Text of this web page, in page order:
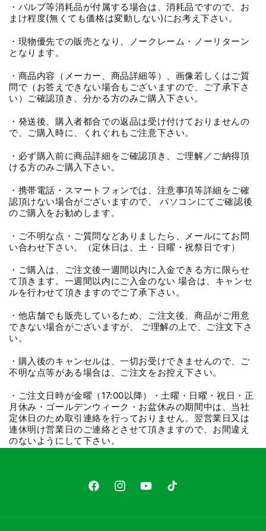
・バルブ等消耗品が付属する場合は、消耗品ですので、お
まけ程度(無くても価格は変動しない)にお考え下さい。
・現物優先での販売となり、ノークレーム・ノーリターン
となります。
・商品内容（メーカー、商品詳細等）、画像若しくはご質
問で（お答えできない場合もございますので、ご了承下さ
い）ご確認頂き、分かる方のみご購入下さい。
・発送後、購入者都合での返品は受け付けておりませんの
で、ご購入時に、くれぐれもご注意下さい。
・必ず購入前に商品詳細をご確認頂き、ご理解／ご納得頂
ける方のみご購入下さい。
・携帯電話・スマートフォンでは、注意事項等詳細をご確
認頂けない場合がございますので、 パソコンにてご確認後
のご購入をお勧めします。
・ご不明な点・ご質問などありましたら、メールにてお問
い合わせ下さい。（定休日は、土・日曜・祝祭日です）
・ご購入は、ご注文後一週間以内に入金できる方に限らせ
て頂きます。一週間以内にご入金のない 場合は、キャンセ
ルを行わせて頂きますのでご了承下さい。
・他店舗でも販売しているため、ご注文後、商品がご用意
できない場合がございますが、 ご理解の上で、ご注文下さ
い。
・購入後のキャンセルは、一切お受けできませんので、ご
不明な点等がある場合は、ご注文をお控え下さい。
・ご注文日時が金曜（17:00以降）・土曜・日曜・祝日・正
月休み・ゴールデンウィーク・お盆休みの期間中は、当社
定休日のため取引連絡を行っておりません。翌営業日又は
連休明け営業日のご連絡とさせて頂きますので、お間違え
のないようにして下さい。
FacebookInstagramYouTubeTikTok